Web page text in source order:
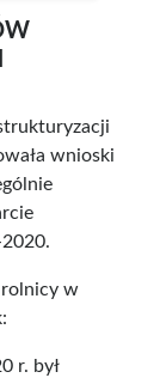
wnioski
rolnicy w
r. był